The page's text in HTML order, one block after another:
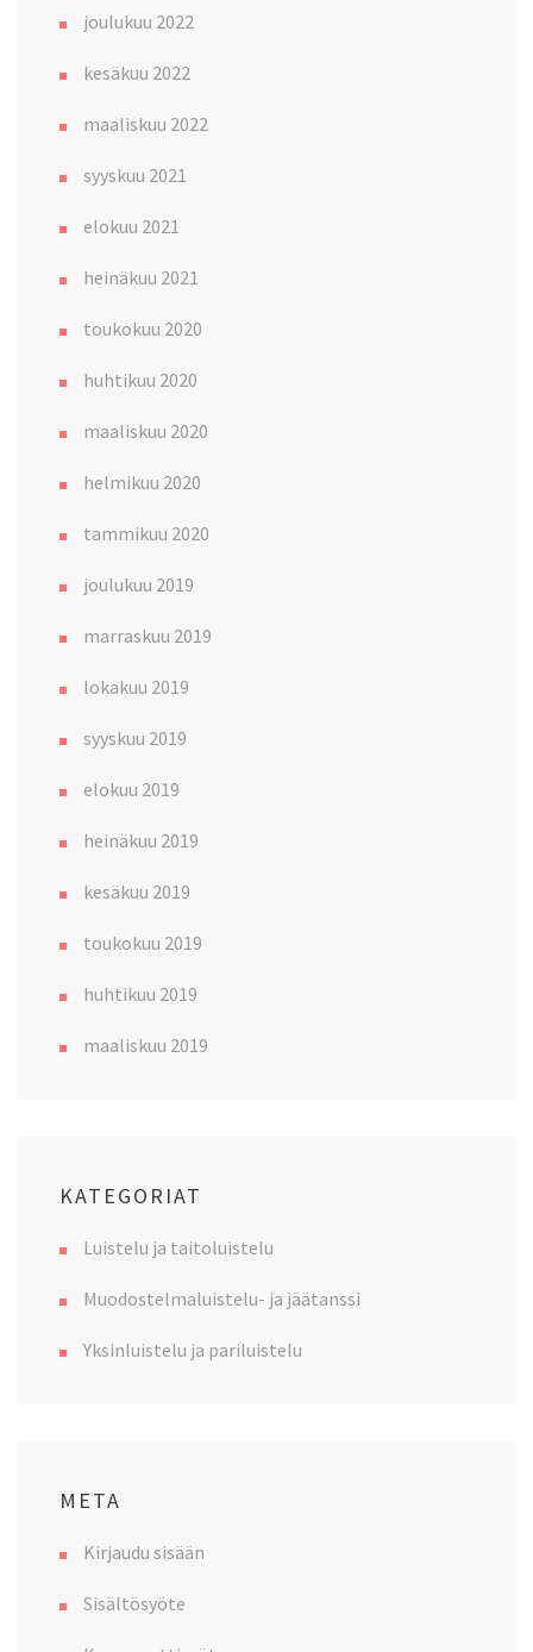
joulukuu 2022
kesäkuu 2022
maaliskuu 2022
syyskuu 2021
elokuu 2021
heinäkuu 2021
toukokuu 2020
huhtikuu 2020
maaliskuu 2020
helmikuu 2020
tammikuu 2020
joulukuu 2019
marraskuu 2019
lokakuu 2019
syyskuu 2019
elokuu 2019
heinäkuu 2019
kesäkuu 2019
toukokuu 2019
huhtikuu 2019
maaliskuu 2019
KATEGORIAT
Luistelu ja taitoluistelu
Muodostelmaluistelu- ja jäätanssi
Yksinluistelu ja pariluistelu
META
Kirjaudu sisään
Sisältösyöte